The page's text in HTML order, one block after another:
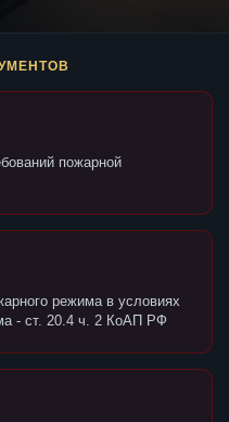
пожарной
режима в условиях
- ст. 20.4 ч. 2 КоАП РФ